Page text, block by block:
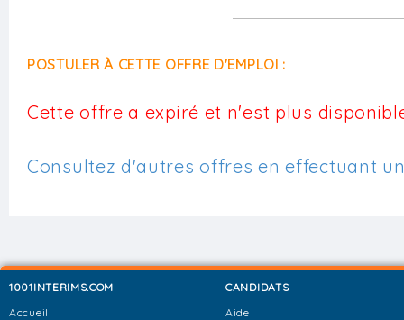
POSTULER À CETTE OFFRE D'EMPLOI :
Cette offre a expiré et n'est plus
Consultez d'autres offres en effectuant
1001INTERIMS.COM
Accueil
CANDIDATS
Aide